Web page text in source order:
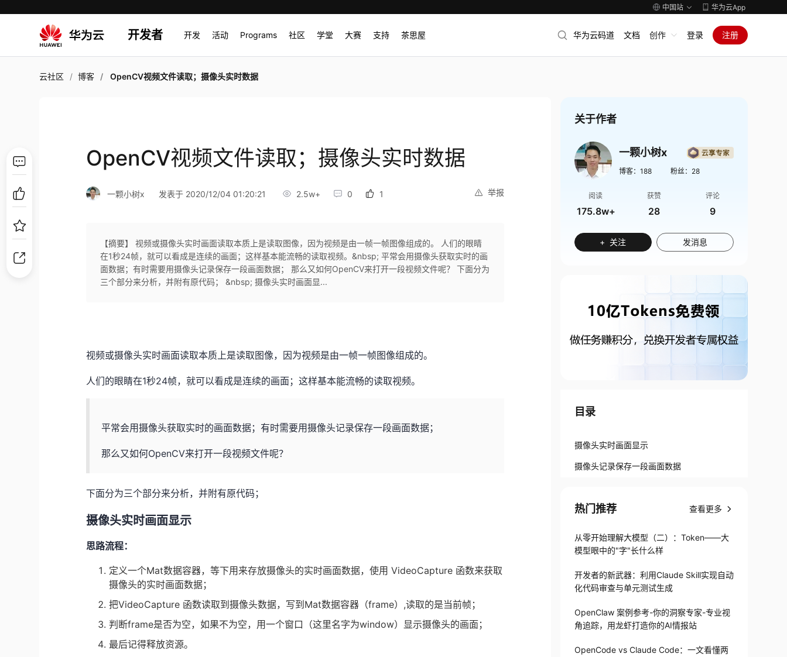
中国站 华为云App
开发者 开发 活动 Programs 社区 学堂 大赛 支持 茶思屋 华为云码道 文档 创作 登录 注册
云社区 博客 OpenCV视频文件读取；摄像头实时数据
OpenCV视频文件读取；摄像头实时数据
举报
一颗小树x 发表于 2020/12/04 01:20:21 2.5w+ 0 1
【摘要】 视频或摄像头实时画面读取本质上是读取图像，因为视频是由一帧一帧图像组成的。 人们的眼睛
在1秒24帧，就可以看成是连续的画面；这样基本能流畅的读取视频。&nbsp; 平常会用摄像头获取实时的画
面数据；有时需要用摄像头记录保存一段画面数据； 那么又如何OpenCV来打开一段视频文件呢？ 下面分为
三个部分来分析，并附有原代码； &nbsp; 摄像头实时画面显...
视频或摄像头实时画面读取本质上是读取图像，因为视频是由一帧一帧图像组成的。
人们的眼睛在1秒24帧，就可以看成是连续的画面；这样基本能流畅的读取视频。
平常会用摄像头获取实时的画面数据；有时需要用摄像头记录保存一段画面数据；
那么又如何OpenCV来打开一段视频文件呢？
下面分为三个部分来分析，并附有原代码；
摄像头实时画面显示
思路流程：
定义一个Mat数据容器，等下用来存放摄像头的实时画面数据，使用 VideoCapture 函数来获取
摄像头的实时画面数据；
把VideoCapture 函数读取到摄像头数据，写到Mat数据容器（frame）,读取的是当前帧；
判断frame是否为空，如果不为空，用一个窗口（这里名字为window）显示摄像头的画面；
最后记得释放资源。
关于作者
一颗小树x
博客： 188 粉丝： 28
阅读
175.8w+
获赞
28
评论
9
+ 关注 发消息
目录
摄像头实时画面显示
摄像头记录保存一段画面数据
热门推荐 查看更多
从零开始理解大模型（二）：Token——大
模型眼中的"字"长什么样
开发者的新武器：利用Claude Skill实现自动
化代码审查与单元测试生成
OpenClaw 案例参考-你的洞察专家-专业视
角追踪，用龙虾打造你的AI情报站
OpenCode vs Claude Code：一文看懂两